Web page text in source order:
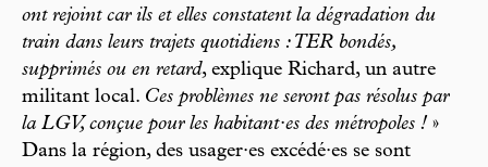
ont rejoint car ils et elles constatent la dégradation du
train dans leurs trajets quotidiens : TER bondés,
supprimés ou en retard, explique Richard, un autre
militant local. Ces problèmes ne seront pas résolus par
la LGV, conçue pour les habitant·es des métropoles ! »
Dans la région, des usager·es excédé·es se sont